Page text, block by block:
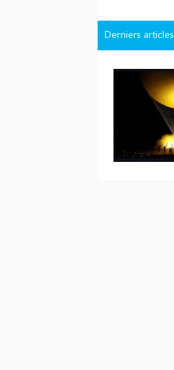
Derniers articles